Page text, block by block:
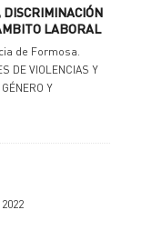
LABORAL
de Formosa.
DE VIOLENCIAS Y
Y